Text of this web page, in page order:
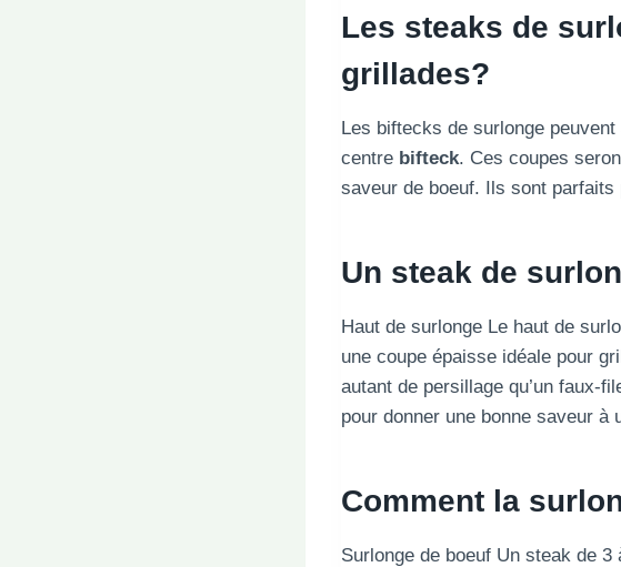
Les steaks de
grillades?
Les biftecks ​​de surlonge
centre bifteck. Ces coupes
saveur de boeuf. Ils sont parfaits
Un steak de
Haut de surlonge Le haut de
une coupe épaisse idéale pour
autant de persillage qu’un faux-
pour donner une bonne saveur à
Comment la
Surlonge de boeuf Un steak de